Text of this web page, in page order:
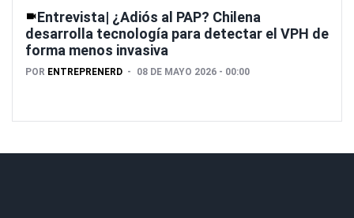
Entrevista| ¿Adiós al PAP? Chilena
desarrolla tecnología para detectar el VPH de
forma menos invasiva
POR ENTREPRENERD 08 DE MAYO 2026 - 00:00